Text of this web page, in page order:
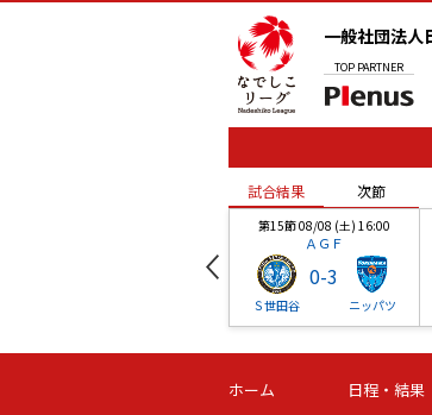
一般社団法人
TOP PARTNER
試合結果 次節
第15節 08/08 (土) 16:00
ＡＧＦ
Ｓ世田谷
0-3
ニッパツ
第16節 09/05 (土) 15:00
ニッパツ
試合結果 次節
ホーム 日程・結果